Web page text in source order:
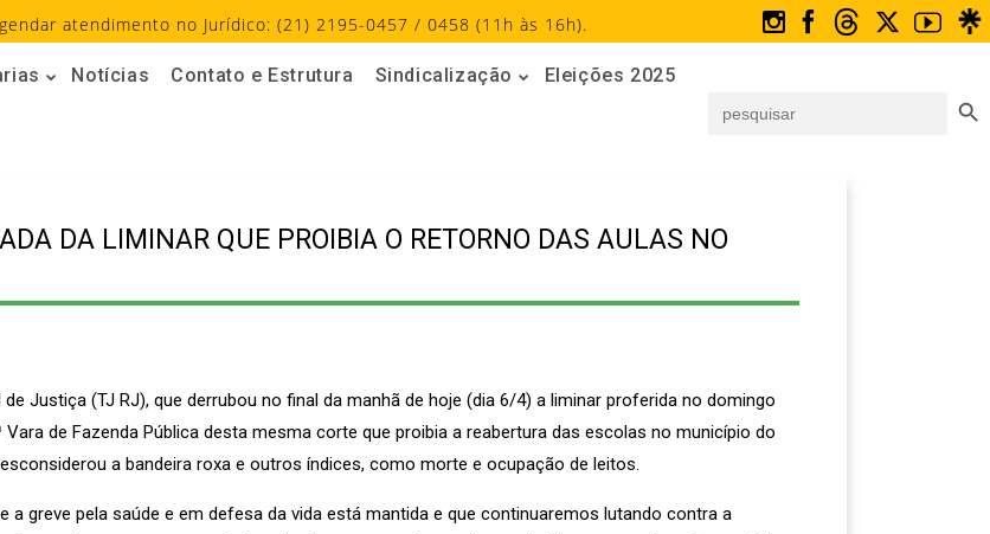
atendimento no Jurídico: (21) 2195-0457 / 0458 (11h às 16h).
Notícias Contato e Estrutura Sindicalização
Eleições 2025
for:
DA LIMINAR QUE PROIBIA O RETORNO DAS AULAS NO
Justiça (TJ RJ), que derrubou no final da manhã de hoje (dia 6/4) a liminar proferida no domingo
de Fazenda Pública desta mesma corte que proibia a reabertura das escolas no município do
a bandeira roxa e outros índices, como morte e ocupação de leitos.
greve pela saúde e em defesa da vida está mantida e que continuaremos lutando contra a